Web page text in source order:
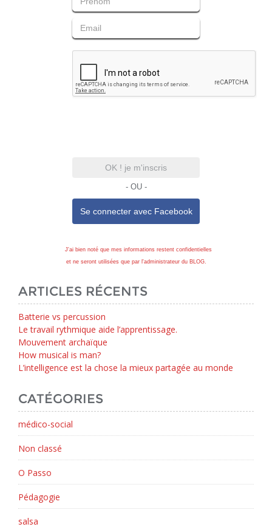
OK ! je m'inscris
- OU -
Se connecter avec Facebook
J'ai bien noté que mes informations restent confidentielles
et ne seront utilisées que par l'administrateur du BLOG.
ARTICLES RÉCENTS
Batterie vs percussion
Le travail rythmique aide l’apprentissage.
Mouvement archaïque
How musical is man?
L’intelligence est la chose la mieux partagée au monde
CATÉGORIES
médico-social
Non classé
O Passo
Pédagogie
salsa